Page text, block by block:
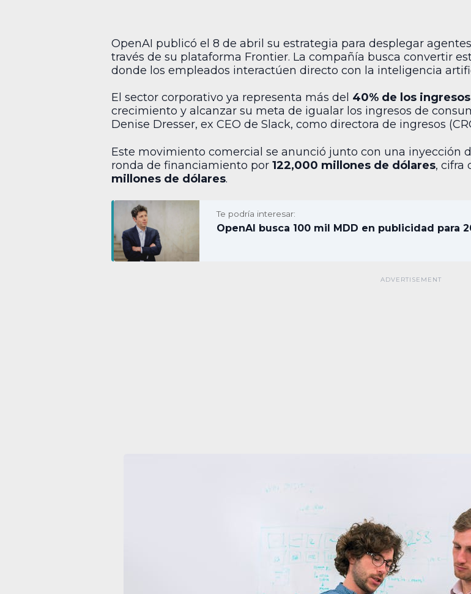
OpenAI publicó el 8 de abril su estrategia para desplegar
través de su plataforma Frontier. La compañía busca convertir
donde los empleados interactúen directo con la inteligencia
El sector corporativo ya representa más del 40% de los
crecimiento y alcanzar su meta de igualar los ingresos de
Denise Dresser, ex CEO de Slack, como directora de ingresos
Este movimiento comercial se anunció junto con una inyección
ronda de financiamiento por 122,000 millones de dólares, cifra
millones de dólares.
Te podría interesar:
OpenAI busca 100 mil MDD en publicidad para